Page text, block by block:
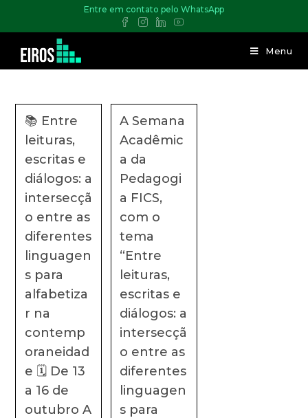
Entre em contato pelo WhatsApp
Menu
📚 Entre
leituras,
escritas e
diálogos: a
intersecçã
o entre as
diferentes
linguagen
s para
alfabetiza
r na
contemp
oraneidad
e 🗓 De 13
a 16 de
outubro A
A Semana
Acadêmic
a da
Pedagogi
a FICS,
com o
tema
“Entre
leituras,
escritas e
diálogos: a
intersecçã
o entre as
diferentes
linguagen
s para